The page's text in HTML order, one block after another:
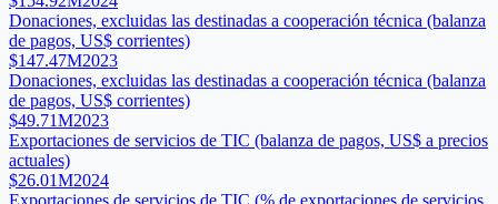
Donaciones, excluidas las destinadas a cooperación técnica (balanza
de pagos, US$ corrientes)
$147.47M2023
Donaciones, excluidas las destinadas a cooperación técnica (balanza
de pagos, US$ corrientes)
$49.71M2023
Exportaciones de servicios de TIC (balanza de pagos, US$ a precios
actuales)
$26.01M2024
Exportaciones de servicios de TIC (% de exportaciones de servicios,